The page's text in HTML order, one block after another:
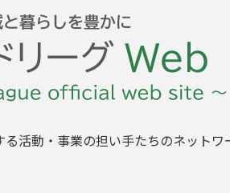
る活動・事業の担い手たちのネット